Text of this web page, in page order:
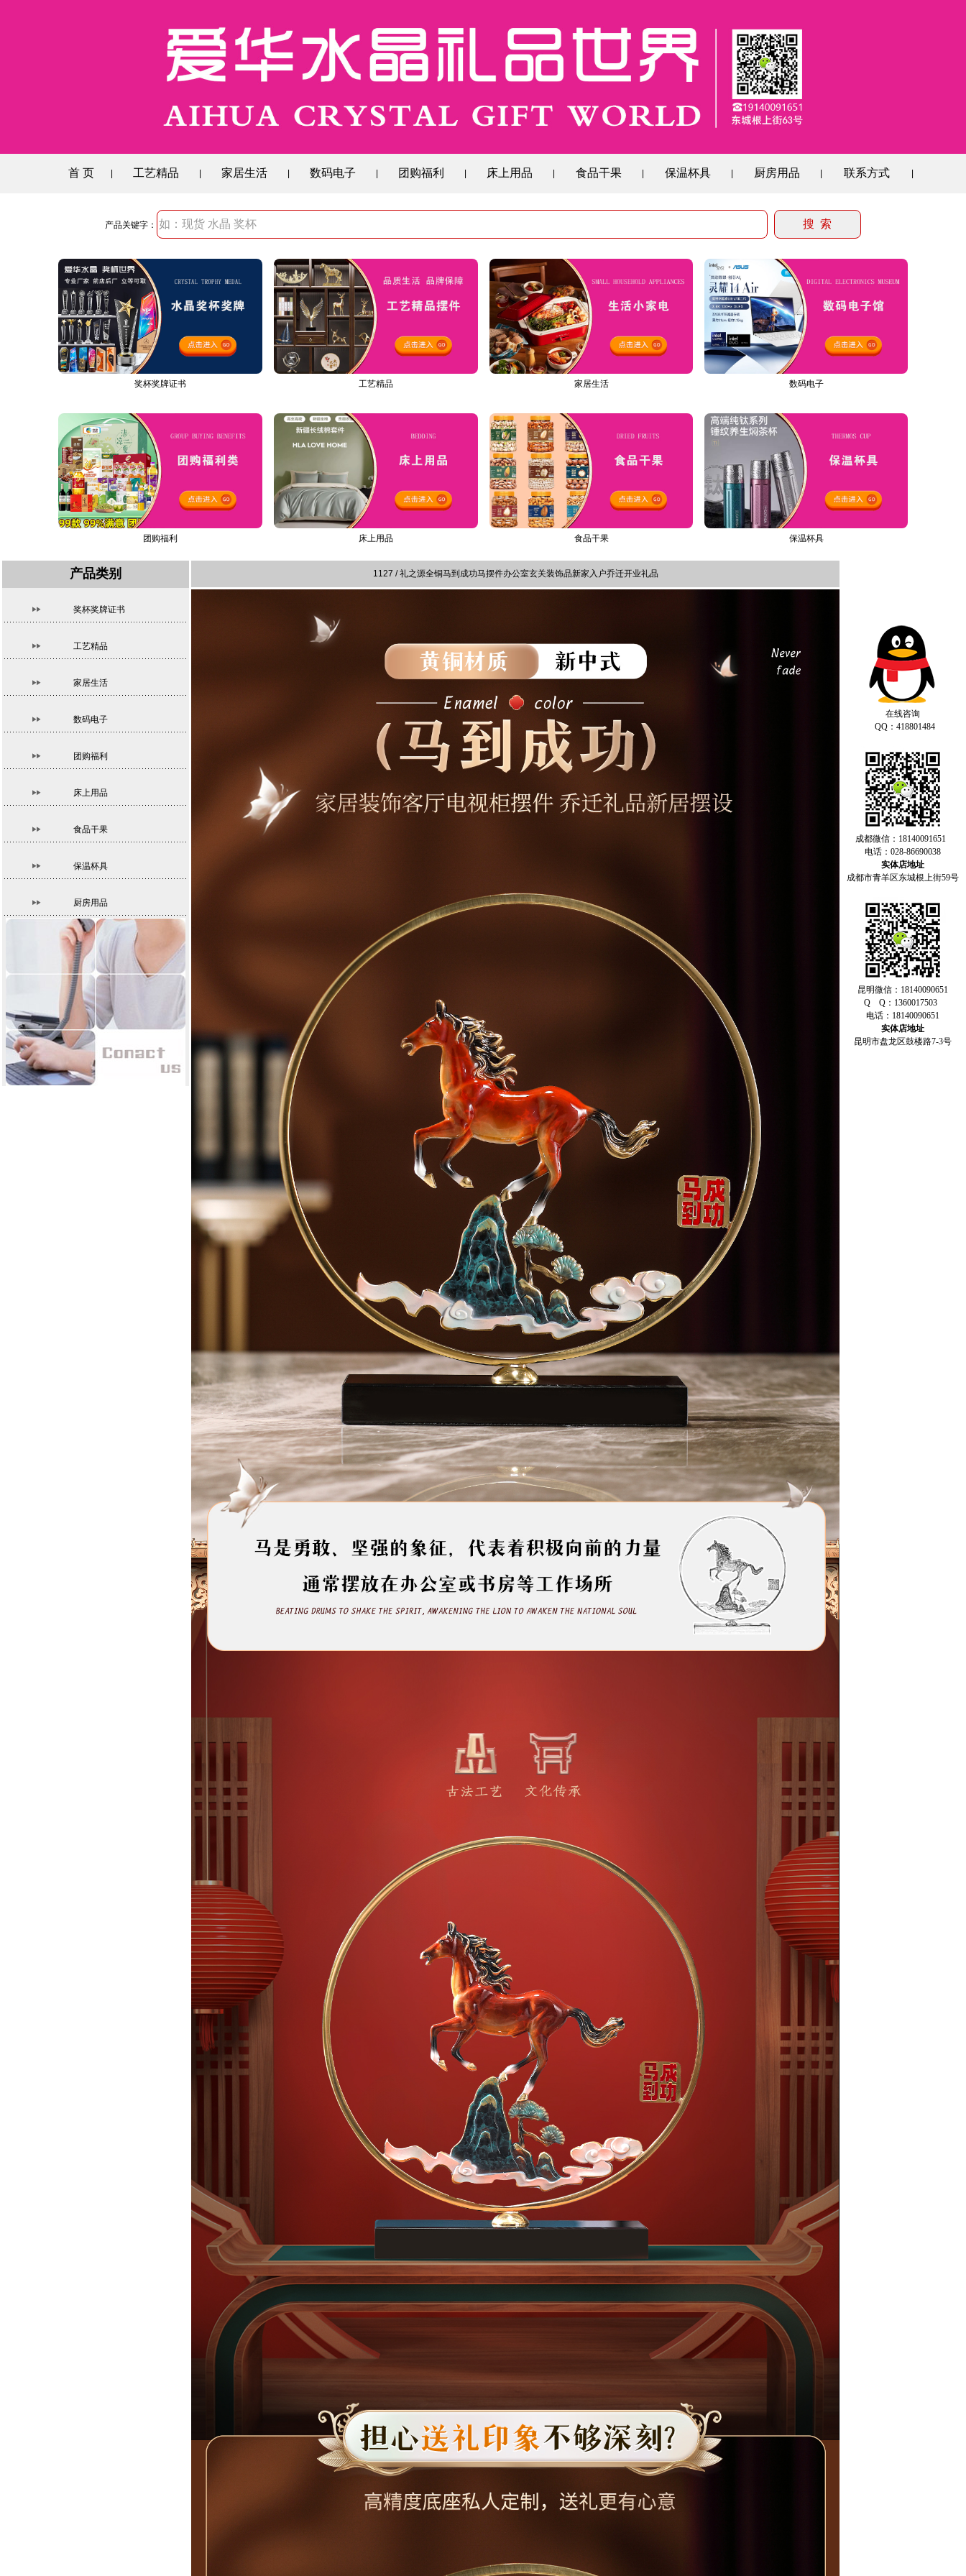
首 页 工艺精品 家居生活 数码电子 团购福利 床上用品 食品干果 保温杯具 厨房用品 联系方式
产品关键字：
奖杯奖牌证书 工艺精品 家居生活 数码电子
团购福利 床上用品 食品干果 保温杯具
产品类别
奖杯奖牌证书
工艺精品
家居生活
数码电子
团购福利
床上用品
食品干果
保温杯具
厨房用品
1127 / 礼之源全铜马到成功马摆件办公室玄关装饰品新家入户乔迁开业礼品
在线咨询
QQ：418801484
成都微信：18140091651
电话：028-86690038
实体店地址
成都市青羊区东城根上街59号
昆明微信：18140090651
Q Q：1360017503
电话：18140090651
实体店地址
昆明市盘龙区鼓楼路7-3号